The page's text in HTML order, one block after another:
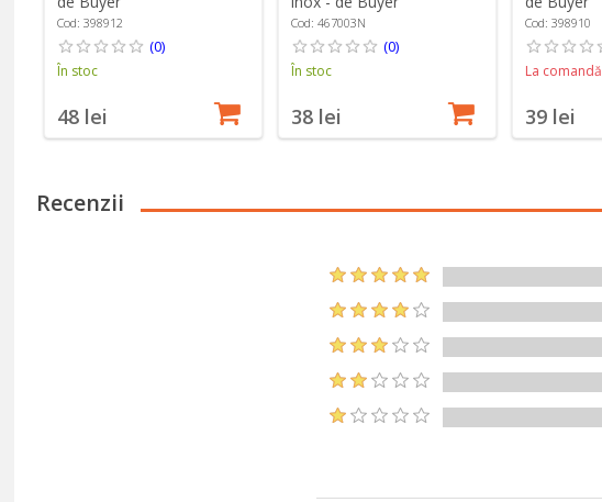
Cod: 398912
(0)
În stoc
48 lei
Cod: 467003N
(0)
În stoc
38 lei
Cod: 398910
La comandă
39 lei
Recenzii